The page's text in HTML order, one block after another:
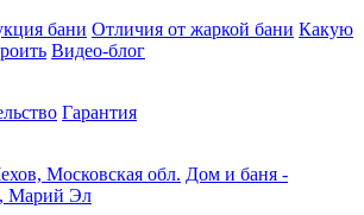
бани Отличия от жаркой бани Какую
Видео-блог
Гарантия
Московская обл. Дом и баня -
Марий Эл